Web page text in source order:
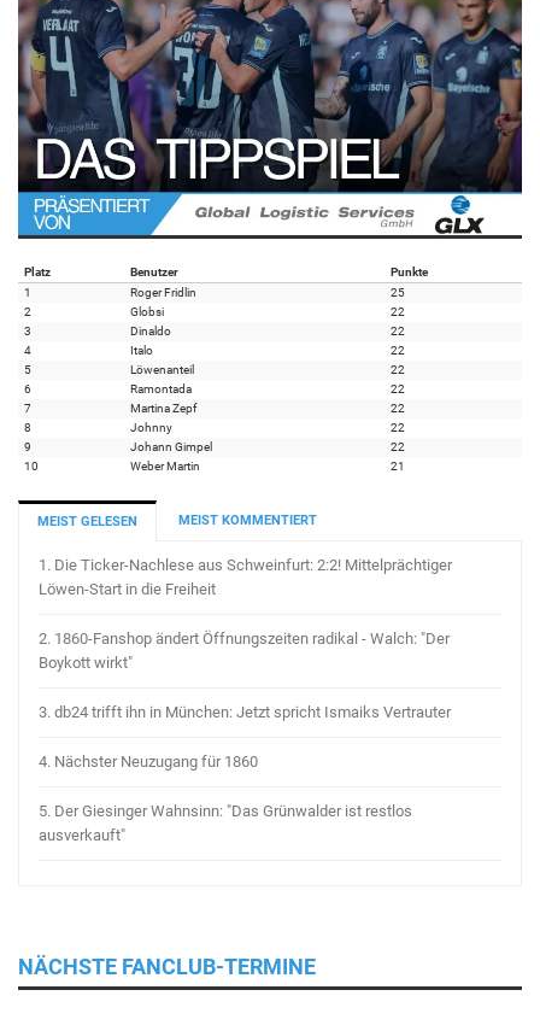
Platz Benutzer
Punkte
1
Roger Fridlin
25
2
Globsi
22
3
Dinaldo
22
4
Italo
22
5
Löwenanteil
22
6
Ramontada
22
7
Martina Zepf
22
8
Johnny
22
9
Johann Gimpel
22
10
Weber Martin 21
MEIST GELESEN MEIST KOMMENTIERT
1. Die Ticker-Nachlese aus Schweinfurt: 2:2! Mittelprächtiger
Löwen-Start in die Freiheit
2. 1860-Fanshop ändert Öffnungszeiten radikal - Walch: "Der
Boykott wirkt"
3. db24 trifft ihn in München: Jetzt spricht Ismaiks Vertrauter
4. Nächster Neuzugang für 1860
5. Der Giesinger Wahnsinn: "Das Grünwalder ist restlos
ausverkauft"
NÄCHSTE FANCLUB-TERMINE